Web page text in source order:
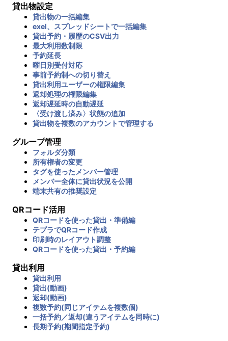
貸出物設定
貸出物の一括編集
exel、スプレッドシートで一括編集
貸出予約・履歴のCSV出力
最大利用数制限
予約延長
曜日別受付対応
事前予約制への切り替え
貸出利用ユーザーの権限編集
返却処理の権限編集
返却遅延時の自動遅延
〈受け渡し済み〉状態の追加
貸出物を複数のアカウントで管理する
グループ管理
フォルダ分類
所有権者の変更
タグを使ったメンバー管理
メンバー全体に貸出状況を公開
端末共有の推奨設定
QRコード活用
QRコードを使った貸出・準備編
テプラでQRコード作成
印刷時のレイアウト調整
QRコードを使った貸出・予約編
貸出利用
貸出利用
貸出(動画)
返却(動画)
複数予約(同じアイテムを複数個)
一括予約／返却(違うアイテムを同時に)
長期予約(期間指定予約)